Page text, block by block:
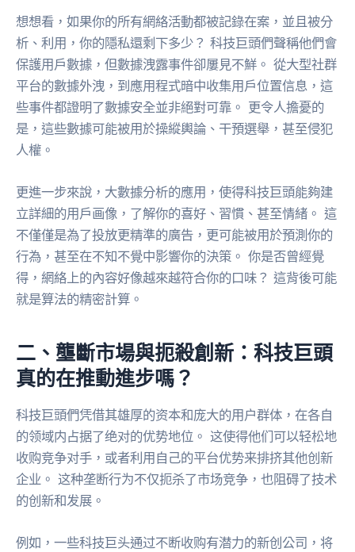
想想看，如果你的所有網絡活動都被記錄在案，並且被分
析、利用，你的隱私還剩下多少？ 科技巨頭們聲稱他們會
保護用戶數據，但數據洩露事件卻屢見不鮮。 從大型社群
平台的數據外洩，到應用程式暗中收集用戶位置信息，這
些事件都證明了數據安全並非絕對可靠。 更令人擔憂的
是，這些數據可能被用於操縱輿論、干預選舉，甚至侵犯
人權。
更進一步來說，大數據分析的應用，使得科技巨頭能夠建
立詳細的用戶画像，了解你的喜好、習慣、甚至情緒。 這
不僅僅是為了投放更精準的廣告，更可能被用於預測你的
行為，甚至在不知不覺中影響你的決策。 你是否曾經覺
得，網絡上的內容好像越來越符合你的口味？ 這背後可能
就是算法的精密計算。
二、壟斷市場與扼殺創新：科技巨頭
真的在推動進步嗎？
科技巨頭們凭借其雄厚的资本和庞大的用户群体，在各自
的领域内占据了绝对的优势地位。 这使得他们可以轻松地
收购竞争对手，或者利用自己的平台优势来排挤其他创新
企业。 这种垄断行为不仅扼杀了市场竞争，也阻碍了技术
的创新和发展。
例如，一些科技巨头通过不断收购有潜力的新创公司，将